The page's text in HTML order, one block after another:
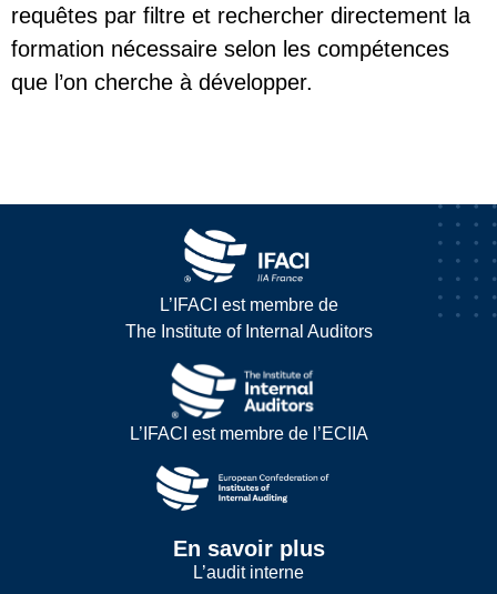
requêtes par filtre et rechercher directement la
formation nécessaire selon les compétences
que l’on cherche à développer.
L’IFACI est membre de
The Institute of Internal Auditors
L’IFACI est membre de l’ECIIA
En savoir plus
L’audit interne